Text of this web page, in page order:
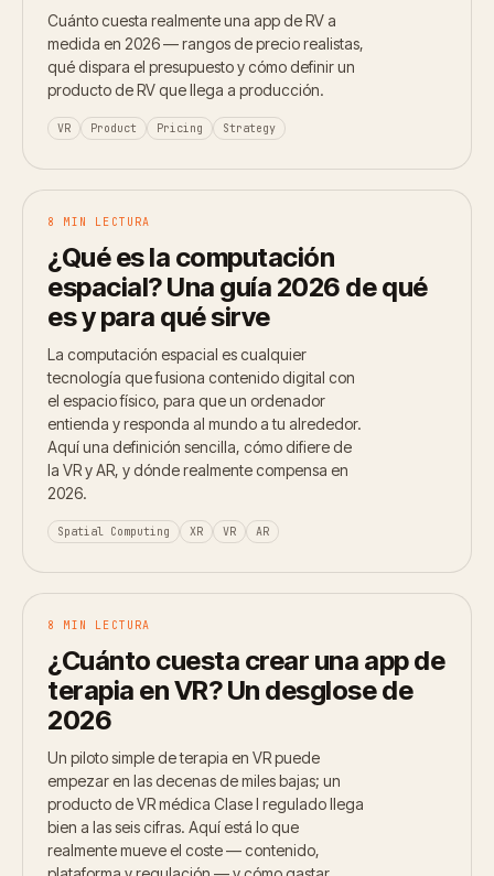
Cuánto cuesta realmente una app de RV a
medida en 2026 — rangos de precio realistas,
qué dispara el presupuesto y cómo definir un
producto de RV que llega a producción.
VR Product Pricing Strategy
8 MIN LECTURA
¿Qué es la computación
espacial? Una guía 2026 de qué
es y para qué sirve
La computación espacial es cualquier
tecnología que fusiona contenido digital con
el espacio físico, para que un ordenador
entienda y responda al mundo a tu alrededor.
Aquí una definición sencilla, cómo difiere de
la VR y AR, y dónde realmente compensa en
2026.
Spatial Computing XR VR AR
8 MIN LECTURA
¿Cuánto cuesta crear una app de
terapia en VR? Un desglose de
2026
Un piloto simple de terapia en VR puede
empezar en las decenas de miles bajas; un
producto de VR médica Clase I regulado llega
bien a las seis cifras. Aquí está lo que
realmente mueve el coste — contenido,